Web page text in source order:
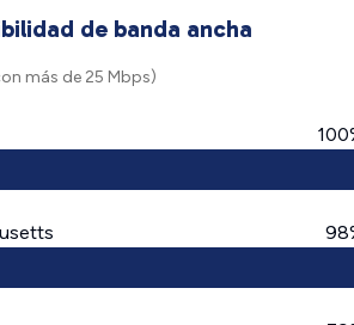
de banda ancha
más de 25 Mbps)